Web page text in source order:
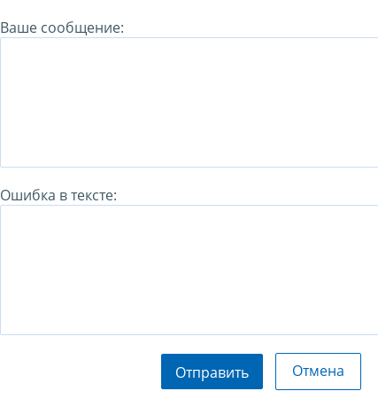
Ваше сообщение:
Ошибка в тексте:
Отправить Отмена